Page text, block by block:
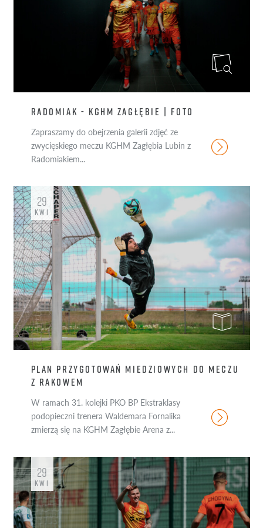
RADOMIAK - KGHM ZAGŁĘBIE | FOTO
Zapraszamy do obejrzenia galerii zdjęć ze
zwycięskiego meczu KGHM Zagłębia Lubin z
Radomiakiem...
PLAN PRZYGOTOWAŃ MIEDZIOWYCH DO MECZU
Z RAKOWEM
W ramach 31. kolejki PKO BP Ekstraklasy
podopieczni trenera Waldemara Fornalika
zmierzą się na KGHM Zagłębie Arena z...
29
KWI
29
KWI